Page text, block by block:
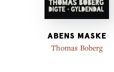
ABENS MASKE
Thomas Boberg